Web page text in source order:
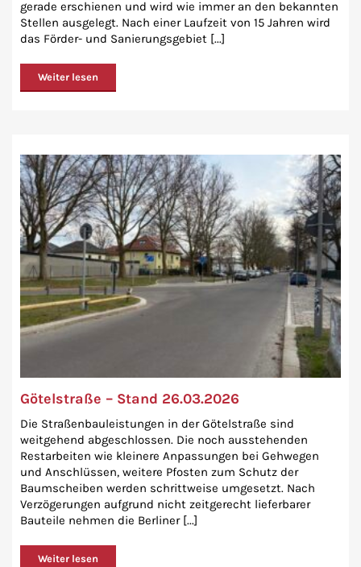
gerade erschienen und wird wie immer an den bekannten
Stellen ausgelegt. Nach einer Laufzeit von 15 Jahren wird
das Förder- und Sanierungsgebiet [...]
Weiter lesen
Götelstraße – Stand 26.03.2026
Die Straßenbauleistungen in der Götelstraße sind
weitgehend abgeschlossen. Die noch ausstehenden
Restarbeiten wie kleinere Anpassungen bei Gehwegen
und Anschlüssen, weitere Pfosten zum Schutz der
Baumscheiben werden schrittweise umgesetzt. Nach
Verzögerungen aufgrund nicht zeitgerecht lieferbarer
Bauteile nehmen die Berliner [...]
Weiter lesen